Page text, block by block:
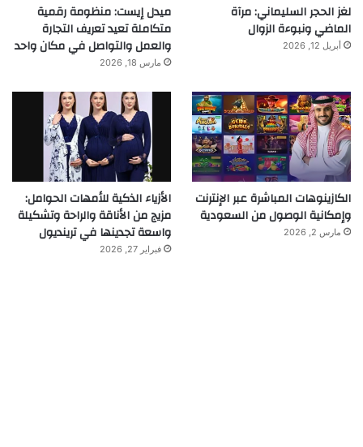
لغز الحجر السليماني: مرآة
الماضي ونبوءة الزوال
أبريل 12, 2026
ميدل إيست: منظومة رقمية
متكاملة تعيد تعريف التجارة
والعمل والتواصل في مكان واحد
مارس 18, 2026
الكازينوهات المباشرة عبر الإنترنت
وإمكانية الوصول من السعودية
مارس 2, 2026
الأزياء الذكية للأمهات الحوامل:
مزيج من الأناقة والراحة وتشكيلة
واسعة تجدينها في ترينديول
فبراير 27, 2026